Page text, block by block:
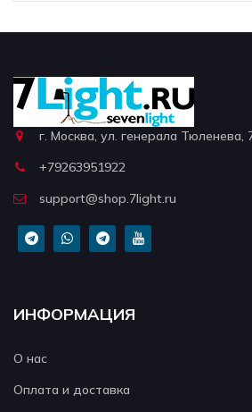
г. Москва, ул. генерала Тюленева,
+79263951922
support@shop.7light.ru
ИНФОРМАЦИЯ
О нас
Оплата и доставка